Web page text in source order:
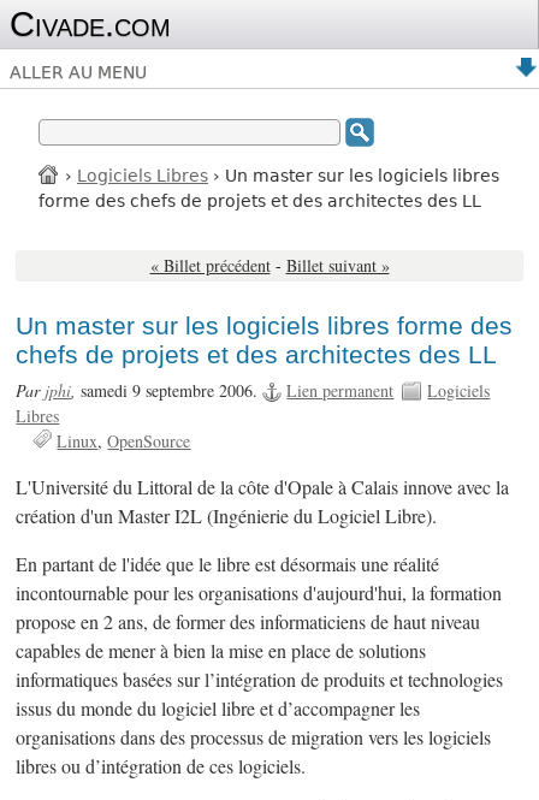
Civade.com
ALLER AU MENU
› Logiciels Libres › Un master sur les logiciels libres
forme des chefs de projets et des architectes des LL
« Billet précédent - Billet suivant »
Un master sur les logiciels libres forme des
chefs de projets et des architectes des LL
Par jphi,samedi 9 septembre 2006. Lien permanent
Logiciels
Libres
Linux OpenSource
L'Université du Littoral de la côte d'Opale à Calais innove avec la
création d'un Master I2L (Ingénierie du Logiciel Libre).
En partant de l'idée que le libre est désormais une réalité
incontournable pour les organisations d'aujourd'hui, la formation
propose en 2 ans, de former des informaticiens de haut niveau
capables de mener à bien la mise en place de solutions
informatiques basées sur l’intégration de produits et technologies
issus du monde du logiciel libre et d’accompagner les
organisations dans des processus de migration vers les logiciels
libres ou d’intégration de ces logiciels.